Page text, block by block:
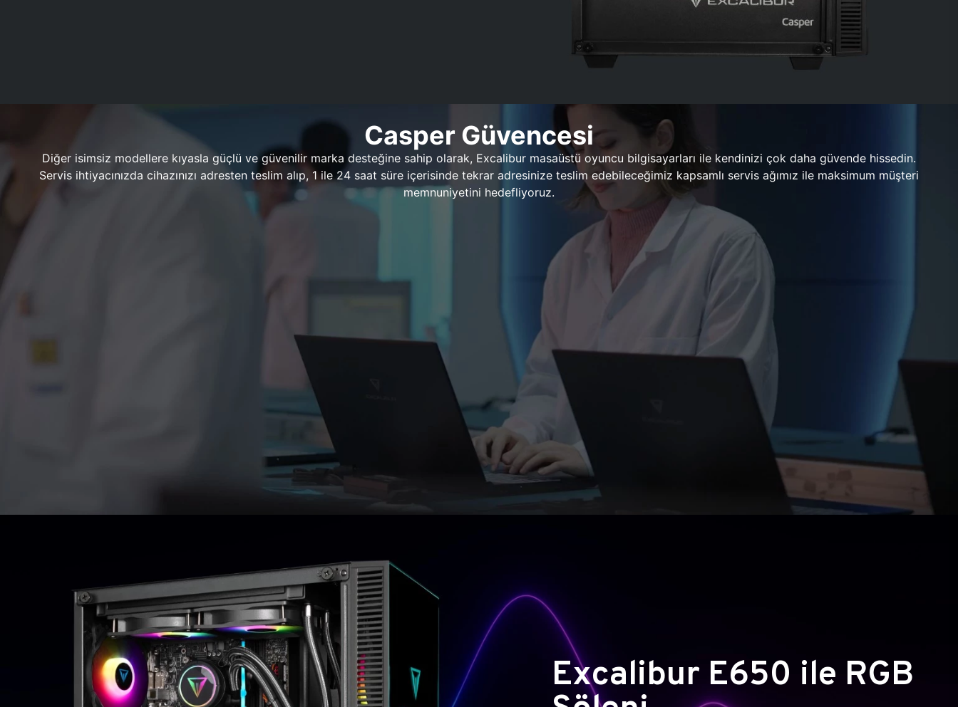
Casper Güvencesi
Diğer isimsiz modellere kıyasla güçlü ve güvenilir marka desteğine sahip olarak, Excalibur masaüstü oyuncu bilgisayarları ile kendinizi çok daha güvende hissedin.
Servis ihtiyacınızda cihazınızı adresten teslim alıp, 1 ile 24 saat süre içerisinde tekrar adresinize teslim edebileceğimiz kapsamlı servis ağımız ile maksimum müşteri
memnuniyetini hedefliyoruz.
Excalibur E650 ile RGB